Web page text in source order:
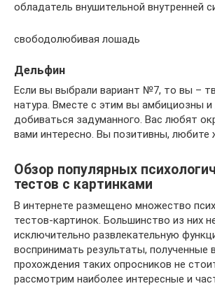
обладатель внушительной внутренней
свободолюбивая лошадь
Дельфин
Если вы выбрали вариант №7, то вы –
натура. Вместе с этим вы амбициозны
добиваться задуманного. Вас любят
вами интересно. Вы позитивны, любите
Обзор популярных
тестов с картинками
В интернете размещено множество
тестов-картинок. Большинство из них
исключительно развлекательную
воспринимать результаты, полученные
прохождения таких опросников не
рассмотрим наиболее интересные и